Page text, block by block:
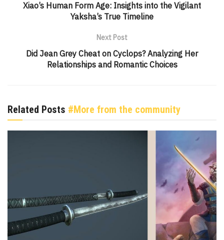
Xiao’s Human Form Age: Insights into the Vigilant
Yaksha’s True Timeline
Next Post
Did Jean Grey Cheat on Cyclops? Analyzing Her
Relationships and Romantic Choices
Related Posts #More from the community